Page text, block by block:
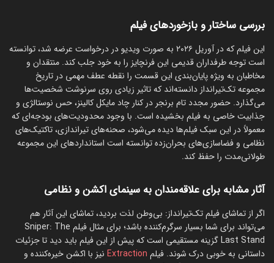
بررسی ساختار و بازخوردهای فیلم
این فیلم که در آوریل ۲۰۲۶ به صورت ویدیو در درخواست عرضه شد، توانسته
است توجه طرفداران قدیمی این فرنچایز را به خود جلب کند. منتقدان و
مخاطبان به ویژه پایان‌بندی این قسمت را نقطه عطف مهمی در تاریخ
مجموعه تک‌تیرانداز دانسته‌اند که تاثیر زیادی روی سرنوشت شخصیت‌ها
می‌گذارد. حضور مجدد تام برنجر در کنار چاد مایکل کالینز، حس نوستالژی و
جذابیت خاصی به فیلم بخشیده است. با وجود محدودیت‌های بودجه‌ای که
معمولاً در این سبک فیلم‌ها دیده می‌شود، صحنه‌های تیراندازی، تاکتیک‌های
نظامی و فضاسازی‌های بحران‌زده توانسته است استانداردهای این مجموعه
طولانی‌مدت را حفظ کند.
آثار مشابه برای علاقه‌مندان به سینمای اکشن و نظامی
اگر از تماشای فیلم تک‌تیرانداز: بی‌وطن لذت بردید، تماشای این آثار هم
می‌تواند برای شما بسیار سرگرم‌کننده باشد؛ برای مثال فیلم Sniper: The
Last Stand گزینه مستقیمی است که پیش از این فیلم باید دید تا جزئیات
داستانی به خوبی درک شوند. فیلم Extraction نیز با اکشن خیره‌کننده و